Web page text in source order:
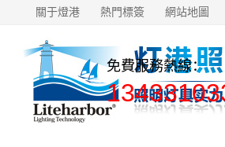
關于燈港 熱門標簽 網站地圖
免費服務熱線：